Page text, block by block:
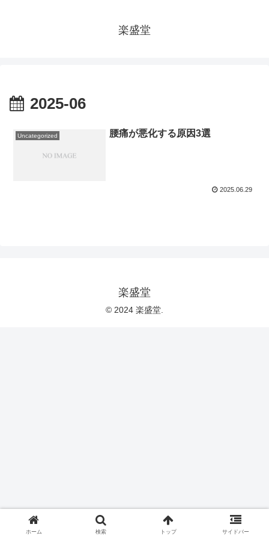
楽盛堂
2025-06
Uncategorized 腰痛が悪化する原因3選
2025.06.29
楽盛堂
© 2024 楽盛堂.
ホーム 検索 トップ サイドバー